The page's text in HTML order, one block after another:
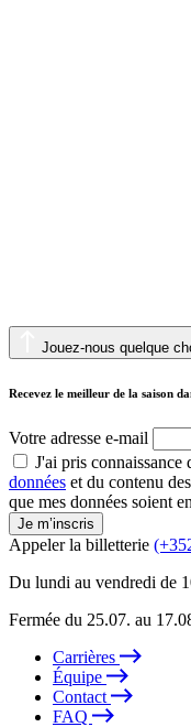
Jouez-nous quelque
Recevez le meilleur de la saison
Votre adresse e-mail
J'ai pris connaissance
données et du contenu des
que mes données soient
Je m’inscris
Appeler la billetterie
Du lundi au vendredi de
Fermée du 25.07. au
Carrières
Équipe
Contact
FAQ